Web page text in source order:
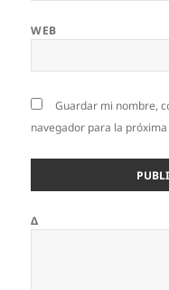
WEB
Guardar mi nombre,
navegador para la
Δ